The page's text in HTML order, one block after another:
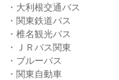
・大利根交通バス
・関東鉄道バス
・椎名観光バス
・ＪＲバス関東
・ブルーバス
・関東自動車